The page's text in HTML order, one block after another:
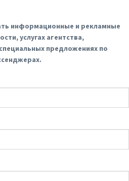
информационные и рекламные
услугах агентства,
предложениях по